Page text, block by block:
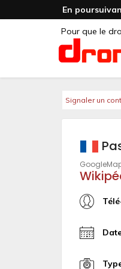
En
Pour que le
Signaler un